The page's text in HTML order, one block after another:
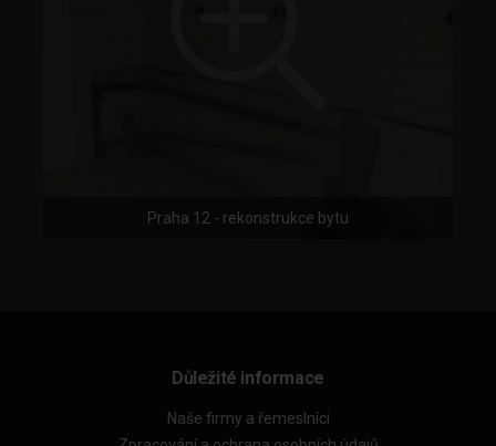
Praha 12 - rekonstrukce bytu
Důležité informace
Naše firmy a řemeslníci